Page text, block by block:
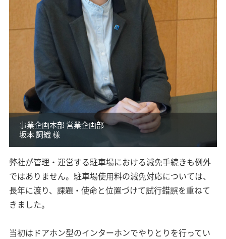
事業企画本部 営業企画部
坂本 詞織 様
弊社が管理・運営する駐車場における減免手続きも例外
ではありません。駐車場使用料の減免対応については、
長年に渡り、課題・使命と位置づけて試行錯誤を重ねて
きました。
当初はドアホン型のインターホンでやりとりを行ってい